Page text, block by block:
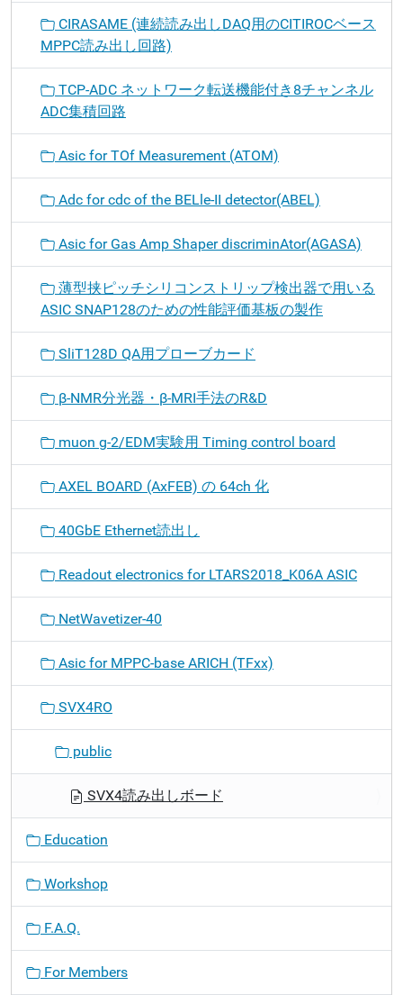
CIRASAME (連続読み出しDAQ用のCITIROCベース
MPPC読み出し回路)
TCP-ADC ネットワーク転送機能付き8チャンネル
ADC集積回路
Asic for TOf Measurement (ATOM)
Adc for cdc of the BELle-II detector(ABEL)
Asic for Gas Amp Shaper discriminAtor(AGASA)
薄型挟ピッチシリコンストリップ検出器で用いる
ASIC SNAP128のための性能評価基板の製作
SliT128D QA用プローブカード
β-NMR分光器・β-MRI手法のR&D
muon g-2/EDM実験用 Timing control board
AXEL BOARD (AxFEB) の 64ch 化
40GbE Ethernet読出し
Readout electronics for LTARS2018_K06A ASIC
NetWavetizer-40
Asic for MPPC-base ARICH (TFxx)
SVX4RO
public
SVX4読み出しボード
Education
Workshop
F.A.Q.
For Members